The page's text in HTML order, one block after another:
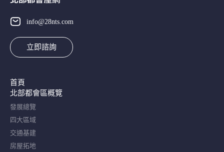
info@28nts.com
立即諮詢
首頁
北部都會區概覽​
發展總覽
四大區域
交通基建
房屋拓地